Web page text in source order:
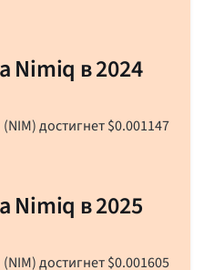
Nimiq в 2024
достигнет$0.001147
Nimiq в 2025
достигнет$0.001605